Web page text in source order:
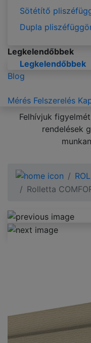
Sötétítő
Dupla
Legkelendőbbek
Legkelendőbbek
Blog
Mérés Felszerelés
Felhívjuk
rendelések
Rolletta